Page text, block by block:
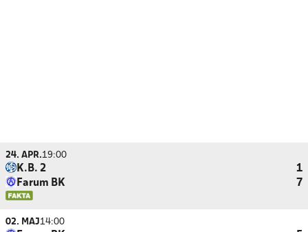
24. APR.19:00
K.B. 2
1
Farum BK
7
02. MAJ14:00